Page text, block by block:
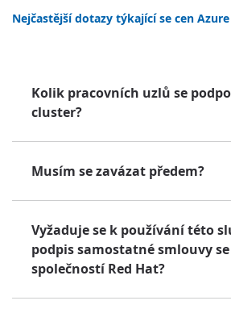
Nejčastější dotazy týkající se cen Azure
Kolik pracovních uzlů se
cluster?
Musím se zavázat předem?
Vyžaduje se k používání této
podpis samostatné smlouvy se
společností Red Hat?